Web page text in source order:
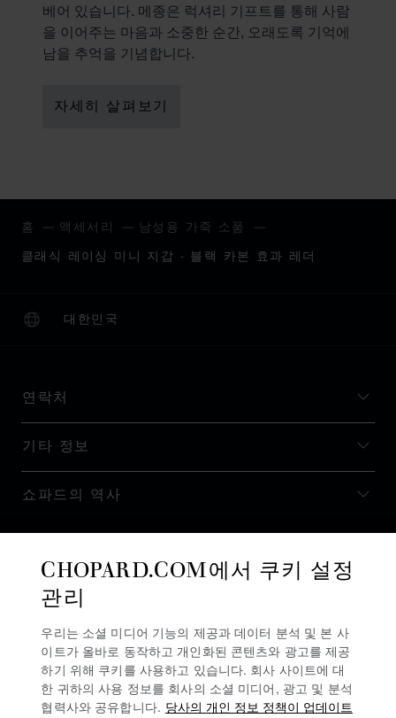
베어 있습니다. 메종은 럭셔리 기프트를 통해 사람
을 이어주는 마음과 소중한 순간, 오래도록 기억에
남을 추억을 기념합니다.
자세히 살펴보기
홈 액세서리 남성용 가죽 소품
클래식 레이싱 미니 지갑 - 블랙 카본 효과 레더
대한민국
현지화(국가 변경)
국가 변경
연락처
기타 정보
쇼파드의 역사
뉴스레터 구독
CHOPARD.COM에서 쿠키 설정
관리
우리는 소셜 미디어 기능의 제공과 데이터 분석 및 본 사
이트가 올바로 동작하고 개인화된 콘텐츠와 광고를 제공
하기 위해 쿠키를 사용하고 있습니다. 회사 사이트에 대
한 귀하의 사용 정보를 회사의 소셜 미디어, 광고 및 분석
협력사와 공유합니다. 당사의 개인 정보 정책이 업데이트